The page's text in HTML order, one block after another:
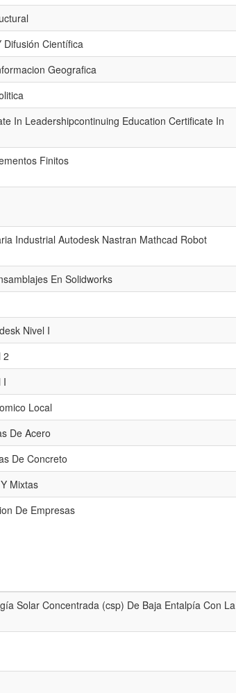
Difusión Científica
Geografica
In Leadershipcontinuing Education Certificate In
Finitos
Industrial Autodesk Nastran Mathcad Robot
En Solidworks
Nivel I
2
I
Local
De Acero
De Concreto
Mixtas
De Empresas
Solar Concentrada (csp) De Baja Entalpía Con La